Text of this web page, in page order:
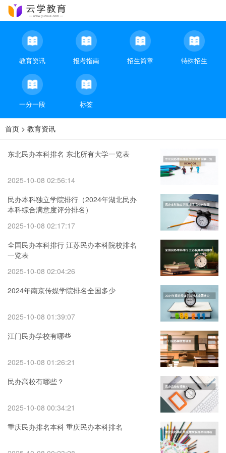
教育资讯 报考指南 招生简章 特殊招生
一分一段 标签
首页 > 教育资讯
东北民办本科排名 东北所有大学一览表
2025-10-08 02:56:14
民办本科独立学院排行（2024年湖北民办
本科综合满意度评分排名）
2025-10-08 02:17:17
全国民办本科排行 江苏民办本科院校排名
一览表
2025-10-08 02:04:26
2024年南京传媒学院排名全国多少
2025-10-08 01:39:07
江门民办学校有哪些
2025-10-08 01:26:21
民办高校有哪些？
2025-10-08 00:34:21
重庆民办排名本科 重庆民办本科排名